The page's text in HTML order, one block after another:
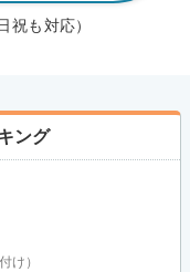
祝も対応）
ング
け）